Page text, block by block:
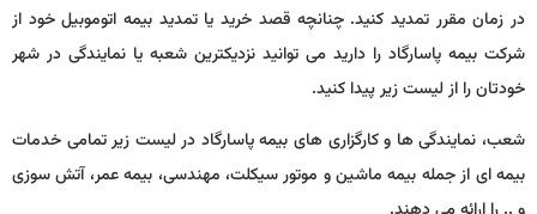
در زمان مقرر تمدید کنید. چنانچه قصد خرید یا تمدید بیمه اتوموبیل خود از
شرکت بیمه پاسارگاد را دارید می توانید نزدیکترین شعبه یا نمایندگی در شهر
خودتان را از لیست زیر پیدا کنید.
شعب، نمایندگی ها و کارگزاری های بیمه پاسارگاد در لیست زیر تمامی خدمات
بیمه ای از جمله بیمه ماشین و موتور سیکلت، مهندسی، بیمه عمر، آتش سوزی